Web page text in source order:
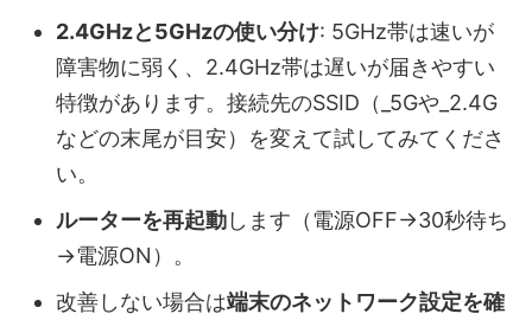
2.4GHzと5GHzの使い分け: 5GHz帯は速いが
障害物に弱く、2.4GHz帯は遅いが届きやすい
特徴があります。接続先のSSID（_5Gや_2.4G
などの末尾が目安）を変えて試してみてくださ
い。
ルーターを再起動します（電源OFF→30秒待ち
→電源ON）。
改善しない場合は端末のネットワーク設定を確